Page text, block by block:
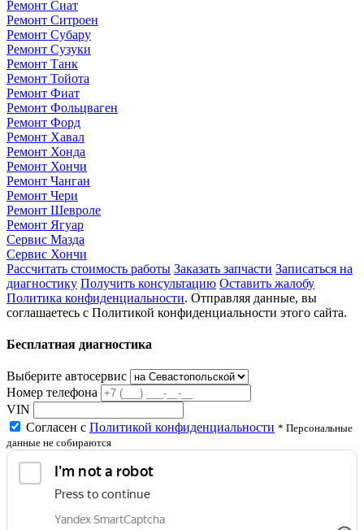
Ремонт Сиат
Ремонт Ситроен
Ремонт Субару
Ремонт Сузуки
Ремонт Танк
Ремонт Тойота
Ремонт Фиат
Ремонт Фольцваген
Ремонт Форд
Ремонт Хавал
Ремонт Хонда
Ремонт Хончи
Ремонт Чанган
Ремонт Чери
Ремонт Шевроле
Ремонт Ягуар
Сервис Мазда
Сервис Хончи
Рассчитать стоимость работы Заказать запчасти Записаться на
диагностику Получить консультацию Оставить жалобу
Политика конфиденциальности. Отправляя данные, вы
соглашаетесь с Политикой конфиденциальности этого сайта.
Бесплатная диагностика
Выберите автосервис
Номер телефона
VIN
Согласен с Политикой конфиденциальности * Персональные
данные не собираются